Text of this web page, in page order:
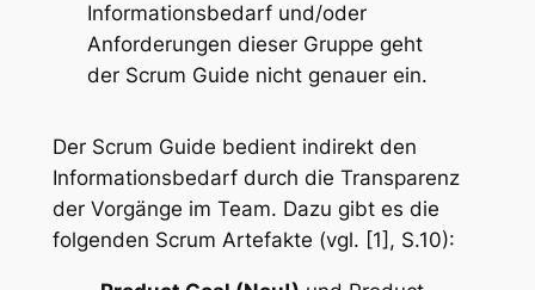
Informationsbedarf und/oder
Anforderungen dieser Gruppe geht
der Scrum Guide nicht genauer ein.
Der Scrum Guide bedient indirekt den
Informationsbedarf durch die Transparenz
der Vorgänge im Team. Dazu gibt es die
folgenden Scrum Artefakte (vgl. [1], S.10):